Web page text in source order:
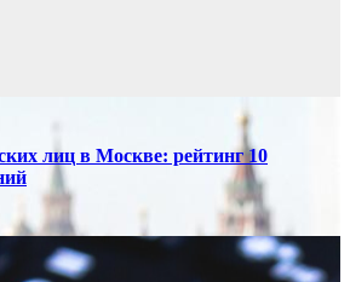
лиц в Москве: рейтинг 10